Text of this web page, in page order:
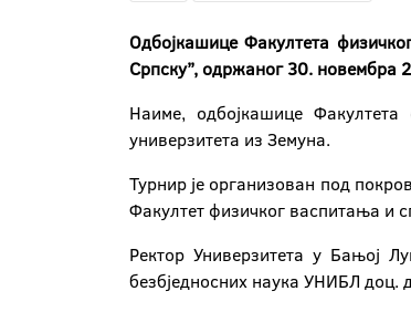
Одбојкашице Факултета
Српску’’, одржаног 30. новембра
Наиме, одбојкашице
универзитетa из Земуна.
Турнир је организован под
Факултет физичког васпитања и
Ректор Универзитета у Бањој
безбједносних наука УНИБЛ доц.